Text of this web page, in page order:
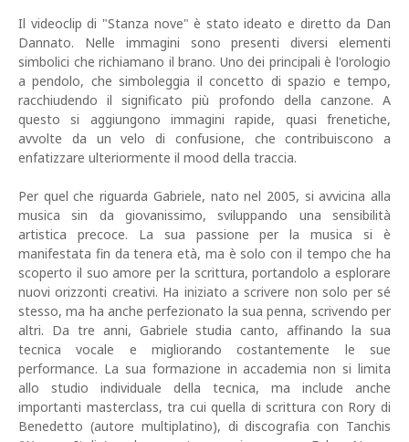
Il videoclip di "Stanza nove" è stato ideato e diretto da Dan
Dannato. Nelle immagini sono presenti diversi elementi
simbolici che richiamano il brano. Uno dei principali è l'orologio
a pendolo, che simboleggia il concetto di spazio e tempo,
racchiudendo il significato più profondo della canzone. A
questo si aggiungono immagini rapide, quasi frenetiche,
avvolte da un velo di confusione, che contribuiscono a
enfatizzare ulteriormente il mood della traccia.
Per quel che riguarda Gabriele, nato nel 2005, si avvicina alla
musica sin da giovanissimo, sviluppando una sensibilità
artistica precoce. La sua passione per la musica si è
manifestata fin da tenera età, ma è solo con il tempo che ha
scoperto il suo amore per la scrittura, portandolo a esplorare
nuovi orizzonti creativi. Ha iniziato a scrivere non solo per sé
stesso, ma ha anche perfezionato la sua penna, scrivendo per
altri. Da tre anni, Gabriele studia canto, affinando la sua
tecnica vocale e migliorando costantemente le sue
performance. La sua formazione in accademia non si limita
allo studio individuale della tecnica, ma include anche
importanti masterclass, tra cui quella di scrittura con Rory di
Benedetto (autore multiplatino), di discografia con Tanchis